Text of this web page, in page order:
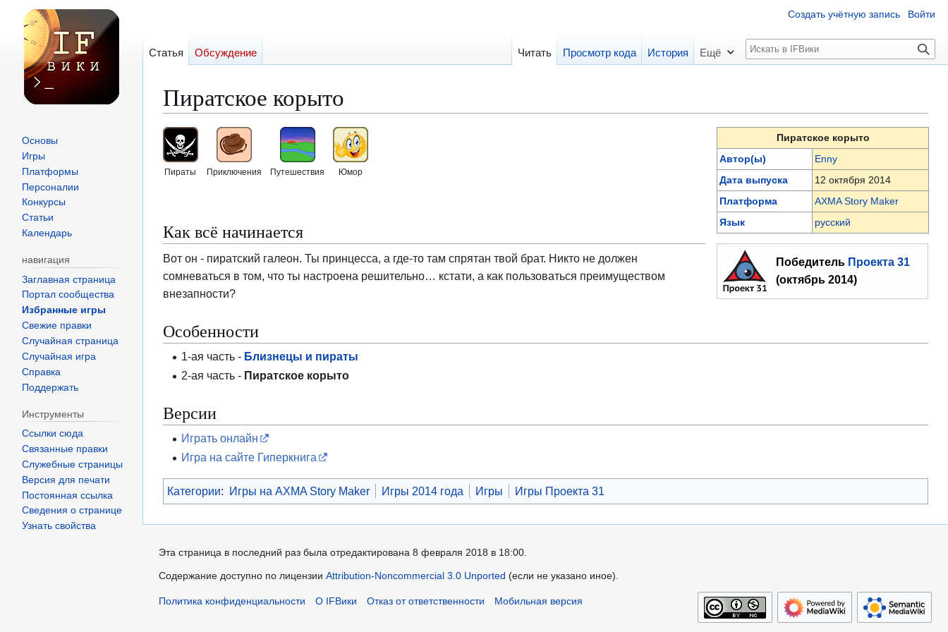
Пиратское корыто
Перейти
к
навигации
Перейти
к
поиску
Пиратское корыто
Автор(ы)
Enny
Дата выпуска
12 октября 2014
Платформа
AXMA Story Maker
Язык
русский
Пираты Приключения Путешествия Юмор
Победитель Проекта 31
(октябрь 2014)
Как всё начинается
Вот он - пиратский галеон. Ты принцесса, а где-то там спрятан твой брат. Никто не должен
сомневаться в том, что ты настроена решительно… кстати, а как пользоваться преимуществом
внезапности?
Особенности
1-ая часть - Близнецы и пираты
2-ая часть - Пиратское корыто
Версии
Играть онлайн
Игра на сайте Гиперкнига
Категории: Игры на AXMA Story Maker Игры 2014 года Игры Игры Проекта 31
Создать учётную запись Войти
Статья Обсуждение Читать Просмотр кода История Ещё
П
о
к
Основы
Игры
Платформы
Персоналии
Конкурсы
Статьи
Календарь
навигация
Заглавная страница
Портал сообщества
Избранные игры
Свежие правки
Случайная страница
Случайная игра
Справка
Поддержать
Инструменты
Ссылки сюда
Связанные правки
Служебные страницы
Версия для печати
Постоянная ссылка
Сведения о странице
Узнать свойства
Эта страница в последний раз была отредактирована 8 февраля 2018 в 18:00.
Содержание доступно по лицензииAttribution-Noncommercial 3.0 Unported (если не указано иное).
Политика конфиденциальности О IFВики Отказ от ответственности Мобильная версия